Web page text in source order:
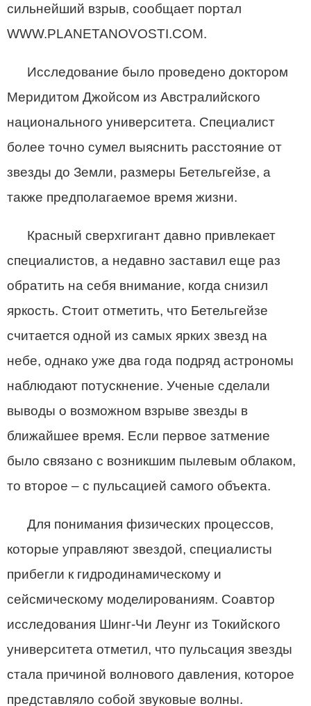
сильнейший взрыв, сообщает портал
WWW.PLANETANOVOSTI.COM.
Исследование было проведено доктором
Меридитом Джойсом из Австралийского
национального университета. Специалист
более точно сумел выяснить расстояние от
звезды до Земли, размеры Бетельгейзе, а
также предполагаемое время жизни.
Красный сверхгигант давно привлекает
специалистов, а недавно заставил еще раз
обратить на себя внимание, когда снизил
яркость. Стоит отметить, что Бетельгейзе
считается одной из самых ярких звезд на
небе, однако уже два года подряд астрономы
наблюдают потускнение. Ученые сделали
выводы о возможном взрыве звезды в
ближайшее время. Если первое затмение
было связано с возникшим пылевым облаком,
то второе – с пульсацией самого объекта.
Для понимания физических процессов,
которые управляют звездой, специалисты
прибегли к гидродинамическому и
сейсмическому моделированиям. Соавтор
исследования Шинг-Чи Леунг из Токийского
университета отметил, что пульсация звезды
стала причиной волнового давления, которое
представляло собой звуковые волны.